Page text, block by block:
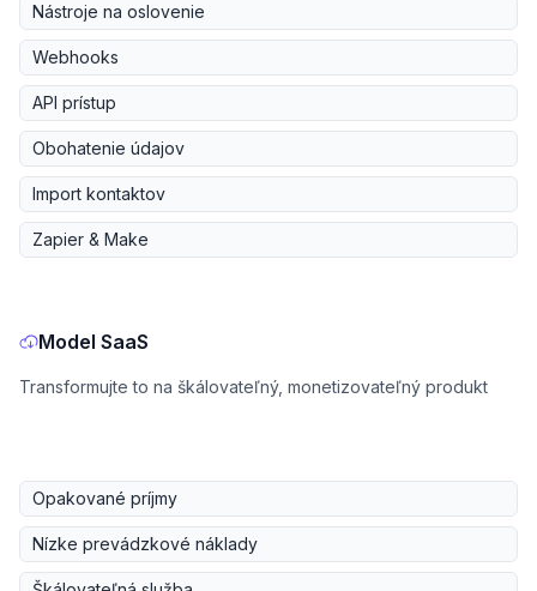
Nástroje na oslovenie
Webhooks
API prístup
Obohatenie údajov
Import kontaktov
Zapier & Make
Model SaaS
Transformujte to na škálovateľný, monetizovateľný produkt
Opakované príjmy
Nízke prevádzkové náklady